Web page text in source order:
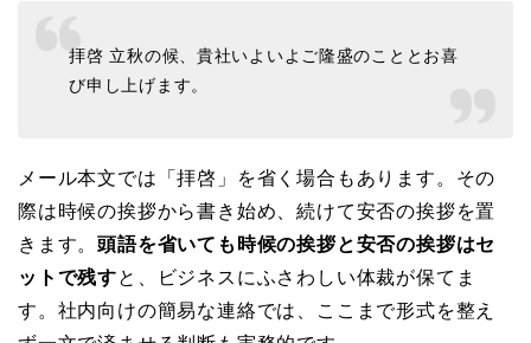
拝啓 立秋の候、貴社いよいよご隆盛のこととお喜
び申し上げます。
メール本文では「拝啓」を省く場合もあります。その
際は時候の挨拶から書き始め、続けて安否の挨拶を置
きます。頭語を省いても時候の挨拶と安否の挨拶はセ
ットで残すと、ビジネスにふさわしい体裁が保てま
す。社内向けの簡易な連絡では、ここまで形式を整え